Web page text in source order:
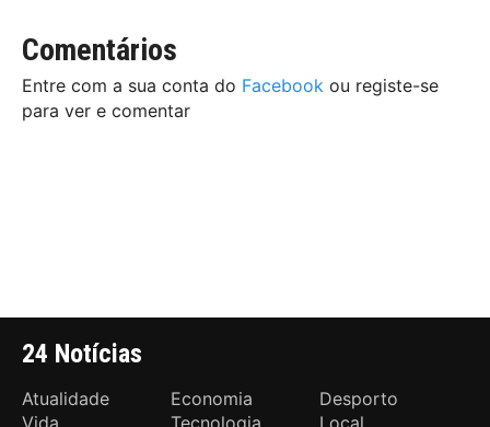
Comentários
Entre com a sua conta do Facebook ou registe-se
para ver e comentar
24 Notícias
Atualidade Economia
Desporto